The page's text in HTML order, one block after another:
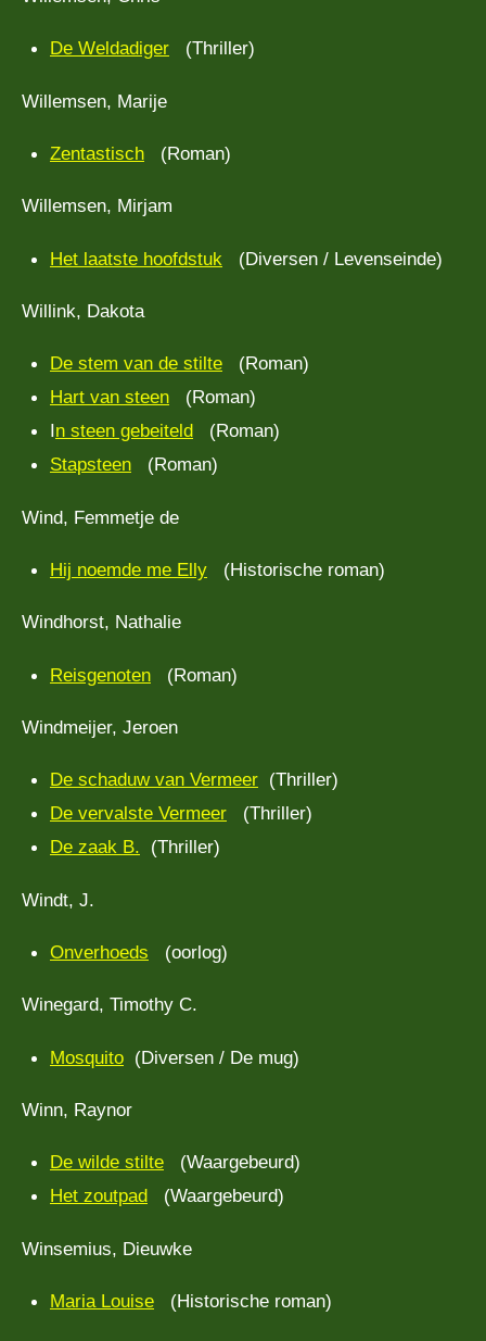
De Weldadiger (Thriller)
Willemsen, Marije
Zentastisch (Roman)
Willemsen, Mirjam
Het laatste hoofdstuk (Diversen / Levenseinde)
Willink, Dakota
De stem van de stilte (Roman)
Hart van steen (Roman)
In steen gebeiteld (Roman)
Stapsteen (Roman)
Wind, Femmetje de
Hij noemde me Elly (Historische roman)
Windhorst, Nathalie
Reisgenoten (Roman)
Windmeijer, Jeroen
De schaduw van Vermeer (Thriller)
De vervalste Vermeer (Thriller)
De zaak B. (Thriller)
Windt, J.
Onverhoeds (oorlog)
Winegard, Timothy C.
Mosquito (Diversen / De mug)
Winn, Raynor
De wilde stilte (Waargebeurd)
Het zoutpad (Waargebeurd)
Winsemius, Dieuwke
Maria Louise (Historische roman)